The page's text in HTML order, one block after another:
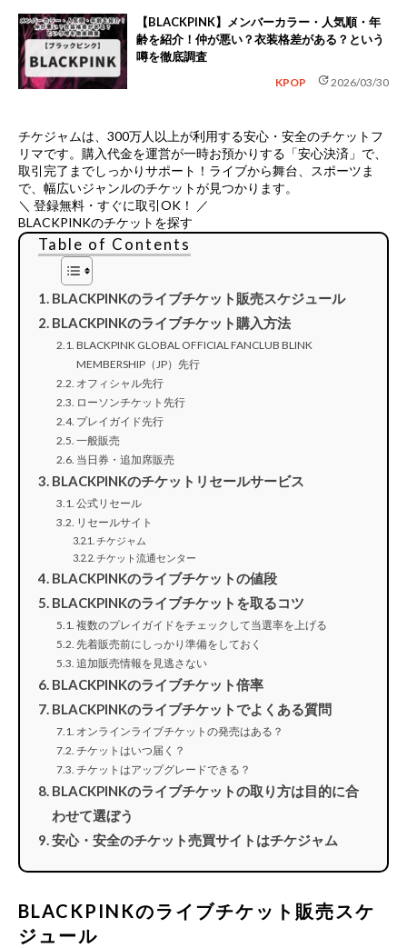
【BLACKPINK】メンバーカラー・人気順・年
齢を紹介！仲が悪い？衣装格差がある？という
噂を徹底調査
KPOP update2026/03/30
チケジャムは、 300万人以上が利用する安心・安全のチケットフ
リマです。購入代金を運営が一時お預かりする「安心決済」で、
取引完了までしっかりサポート！ライブから舞台、スポーツま
で、幅広いジャンルのチケットが見つかります。
＼ 登録無料・すぐに取引OK！ ／
BLACKPINKのチケットを探す
Table of Contents
BLACKPINKのライブチケット販売スケジュール
BLACKPINKのライブチケット購入方法
BLACKPINK GLOBAL OFFICIAL FANCLUB BLINK
MEMBERSHIP（JP）先行
オフィシャル先行
ローソンチケット先行
プレイガイド先行
一般販売
当日券・追加席販売
BLACKPINKのチケットリセールサービス
公式リセール
リセールサイト
チケジャム
チケット流通センター
BLACKPINKのライブチケットの値段
BLACKPINKのライブチケットを取るコツ
複数のプレイガイドをチェックして当選率を上げる
先着販売前にしっかり準備をしておく
追加販売情報を見逃さない
BLACKPINKのライブチケット倍率
BLACKPINKのライブチケットでよくある質問
オンラインライブチケットの発売はある？
チケットはいつ届く？
チケットはアップグレードできる？
BLACKPINKのライブチケットの取り方は目的に合
わせて選ぼう
安心・安全のチケット売買サイトはチケジャム
BLACKPINKのライブチケット販売スケ
ジュール